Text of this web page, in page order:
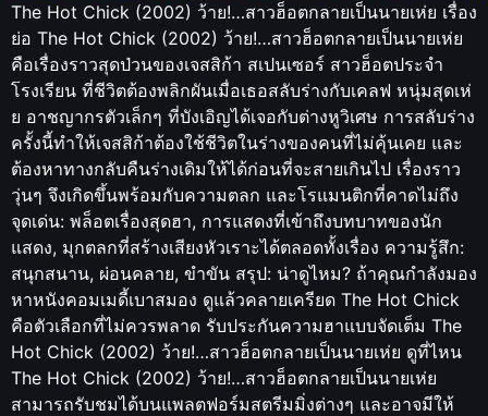
The Hot Chick (2002) ว้าย!…สาวฮ็อตกลายเป็นนายเห่ย เรื่อง
ย่อ The Hot Chick (2002) ว้าย!…สาวฮ็อตกลายเป็นนายเห่ย
คือเรื่องราวสุดป่วนของเจสสิก้า สเปนเซอร์ สาวฮ็อตประจำ
โรงเรียน ที่ชีวิตต้องพลิกผันเมื่อเธอสลับร่างกับเคลฟ หนุ่มสุดเห่
ย อาชญากรตัวเล็กๆ ที่บังเอิญได้เจอกับต่างหูวิเศษ การสลับร่าง
ครั้งนี้ทำให้เจสสิก้าต้องใช้ชีวิตในร่างของคนที่ไม่คุ้นเคย และ
ต้องหาทางกลับคืนร่างเดิมให้ได้ก่อนที่จะสายเกินไป เรื่องราว
วุ่นๆ จึงเกิดขึ้นพร้อมกับความตลก และโรแมนติกที่คาดไม่ถึง
จุดเด่น: พล็อตเรื่องสุดฮา, การแสดงที่เข้าถึงบทบาทของนัก
แสดง, มุกตลกที่สร้างเสียงหัวเราะได้ตลอดทั้งเรื่อง ความรู้สึก:
สนุกสนาน, ผ่อนคลาย, ขำขัน สรุป: น่าดูไหม? ถ้าคุณกำลังมอง
หาหนังคอมเมดี้เบาสมอง ดูแล้วคลายเครียด The Hot Chick
คือตัวเลือกที่ไม่ควรพลาด รับประกันความฮาแบบจัดเต็ม The
Hot Chick (2002) ว้าย!…สาวฮ็อตกลายเป็นนายเห่ย ดูที่ไหน
The Hot Chick (2002) ว้าย!…สาวฮ็อตกลายเป็นนายเห่ย
สามารถรับชมได้บนแพลตฟอร์มสตรีมมิ่งต่างๆ และอาจมีให้